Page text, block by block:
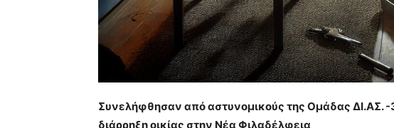
Συνελήφθησαν από αστυνομικούς της Ομάδας ΔΙ.ΑΣ.
διάρρηξη οικίας στην Νέα Φιλαδέλφεια